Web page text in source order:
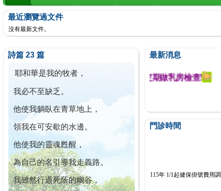
最近瀏覽過文件
沒有最新文件。
詩篇 23 篇
耶和華是我的牧者，
我必不至缺乏。
他使我躺臥在青草地上，
領我在可安歇的水邊。
他使我的靈魂甦醒，
為自己的名引導我走義路。
我雖然行過死蔭的幽谷，
最新消息
迄今已篩檢出1700位乳癌患者,提醒您定期做乳房檢查!
門診時間
115年 1/1起健保掛號費用